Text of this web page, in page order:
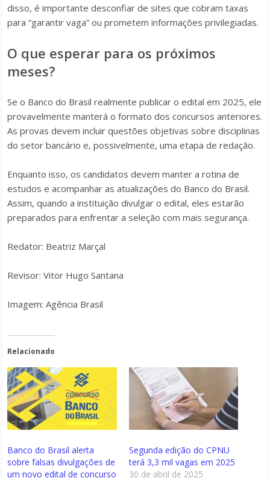
disso, é importante desconfiar de sites que cobram taxas
para “garantir vaga” ou prometem informações privilegiadas.
O que esperar para os próximos
meses?
Se o Banco do Brasil realmente publicar o edital em 2025, ele
provavelmente manterá o formato dos concursos anteriores.
As provas devem incluir questões objetivas sobre disciplinas
do setor bancário e, possivelmente, uma etapa de redação.
Enquanto isso, os candidatos devem manter a rotina de
estudos e acompanhar as atualizações do Banco do Brasil.
Assim, quando a instituição divulgar o edital, eles estarão
preparados para enfrentar a seleção com mais segurança.
Redator: Beatriz Marçal
Revisor: Vitor Hugo Santana
Imagem: Agência Brasil
Relacionado
Banco do Brasil alerta
sobre falsas divulgações de
um novo edital de concurso
Segunda edição do CPNU
terá 3,3 mil vagas em 2025
30 de abril de 2025